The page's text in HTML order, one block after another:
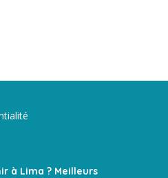
à Lima ? Meilleurs